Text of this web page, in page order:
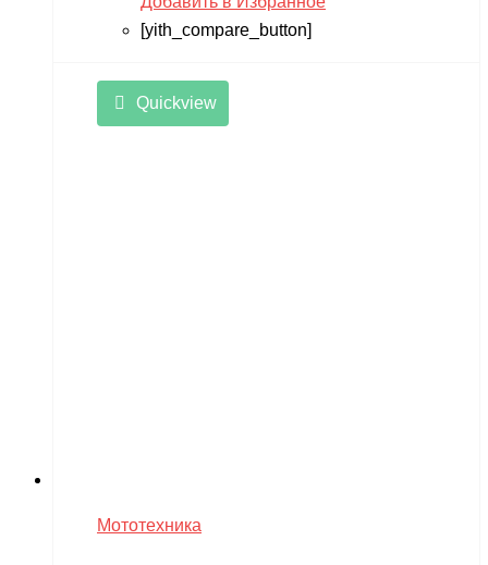
[yith_compare_button]
Quickview
Мототехника